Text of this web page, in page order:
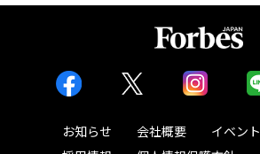
お知らせ 会社概要 イベント